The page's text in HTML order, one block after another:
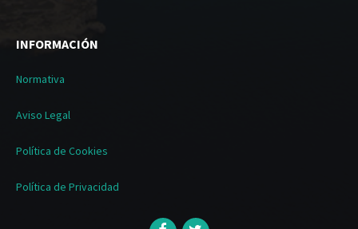
INFORMACIÓN
Normativa
Aviso Legal
Política de Cookies
Política de Privacidad